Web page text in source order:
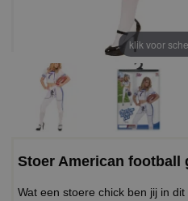
klik voor
Stoer American football
Wat een stoere chick ben jij in